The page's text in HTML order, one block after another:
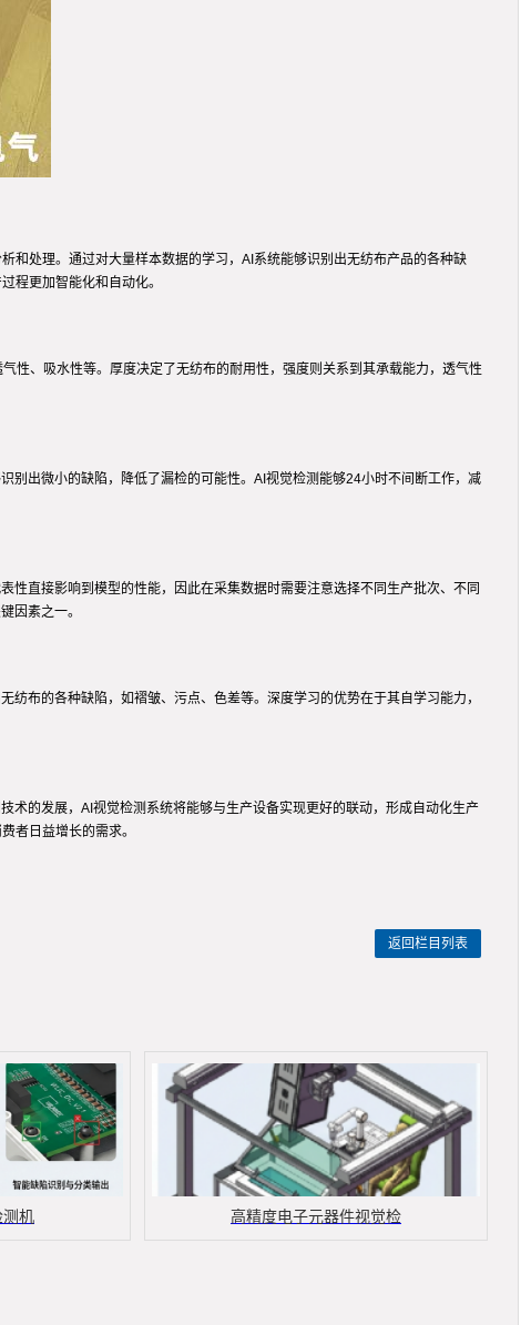
和处理。通过对大量样本数据的学习，AI系统能够识别出无纺布产品的各种缺
程更加智能化和自动化。
性、吸水性等。厚度决定了无纺布的耐用性，强度则关系到其承载能力，透气性
别出微小的缺陷，降低了漏检的可能性。AI视觉检测能够24小时不间断工作，减
直接影响到模型的性能，因此在采集数据时需要注意选择不同生产批次、不同
因素之一。
布的各种缺陷，如褶皱、污点、色差等。深度学习的优势在于其自学习能力，
术的发展，AI视觉检测系统将能够与生产设备实现更好的联动，形成自动化生产
者日益增长的需求。
返回栏目列表
测机 高精度电子元器件视觉检